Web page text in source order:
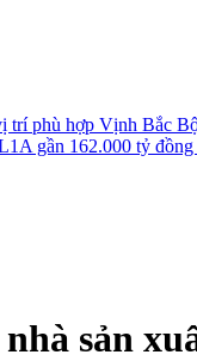
trí phù hợp Vịnh Bắc
gần 162.000 tỷ đồng
sản